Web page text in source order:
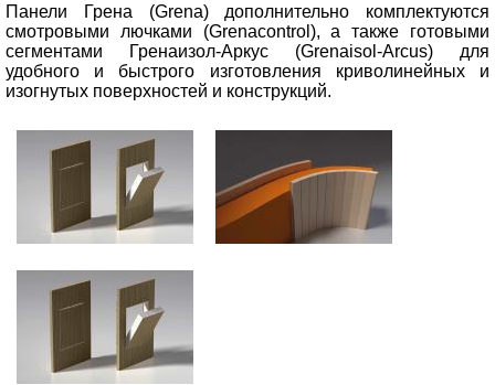
Панели Грена (Grena) дополнительно комплектуются
смотровыми лючками (Grenacontrol), а также готовыми
сегментами Гренаизол-Аркус (Grenaisol-Arcus) для
удобного и быстрого изготовления криволинейных и
изогнутых поверхностей и конструкций.